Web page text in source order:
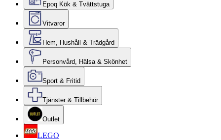
Epoq Kök & Tvättstuga
Vitvaror
Hem, Hushåll & Trädgård
Personvård, Hälsa & Skönhet
Sport & Fritid
Tjänster & Tillbehör
Outlet
LEGO